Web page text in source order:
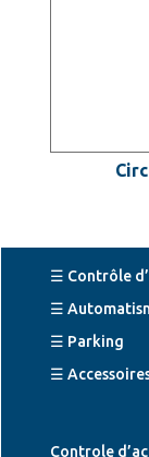
☰ Contrôle
☰
☰ Parking
☰
Controle